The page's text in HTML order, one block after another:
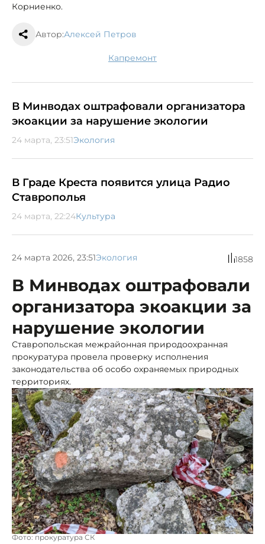
Корниенко.
Автор:Алексей Петров
капремонт
В Минводах оштрафовали организатора
экоакции за нарушение экологии
24 марта, 23:51Экология
В Граде Креста появится улица Радио
Ставрополья
24 марта, 22:24Культура
24 марта 2026, 23:51Экология 1858
В Минводах оштрафовали
организатора экоакции за
нарушение экологии
Ставропольская межрайонная природоохранная
прокуратура провела проверку исполнения
законодательства об особо охраняемых природных
территориях.
Фото: прокуратура СК